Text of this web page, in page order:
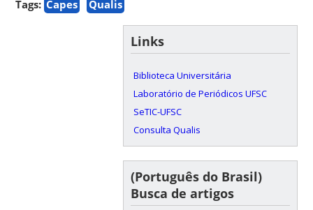
Tags: Capes Qualis
Links
Biblioteca Universitária
Laboratório de Periódicos UFSC
SeTIC-UFSC
Consulta Qualis
(Português do Brasil)
Busca de artigos